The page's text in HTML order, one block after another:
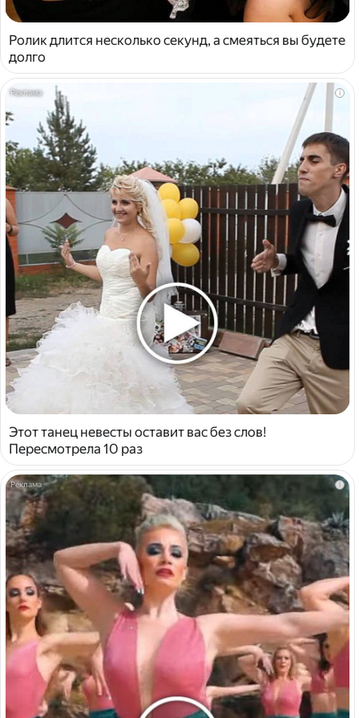
Ролик длится несколько секунд, а смеяться вы будете
долго
i
Этот танец невесты оставит вас без слов!
Пересмотрела 10 раз
i